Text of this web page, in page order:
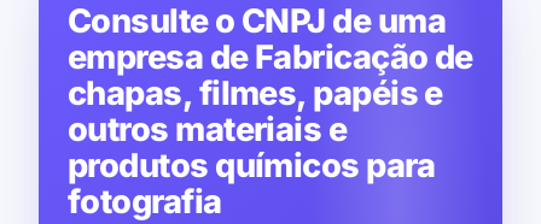
Consulte o CNPJ de uma
empresa de Fabricação de
chapas, filmes, papéis e
outros materiais e
produtos químicos para
fotografia